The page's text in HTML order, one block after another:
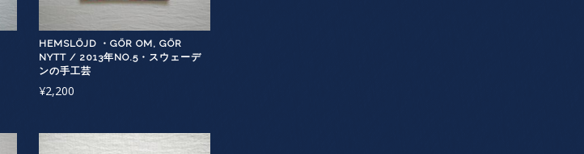
HEMSLÖJD ・GÖR OM, GÖR
NYTT / 2013年NO.5・スウェーデ
ンの手工芸
¥2,200